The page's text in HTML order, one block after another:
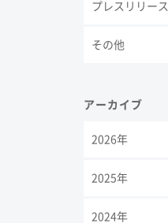
プレスリリース
その他
アーカイブ
2026年
2025年
2024年